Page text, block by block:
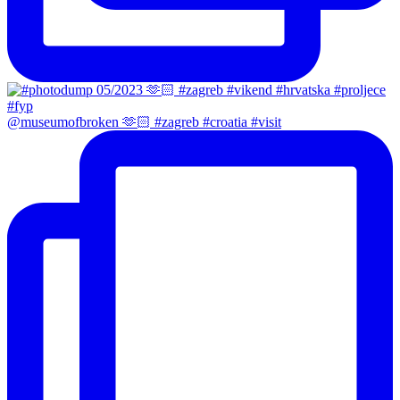
@museumofbroken 🫶🏻 #zagreb #croatia #visit